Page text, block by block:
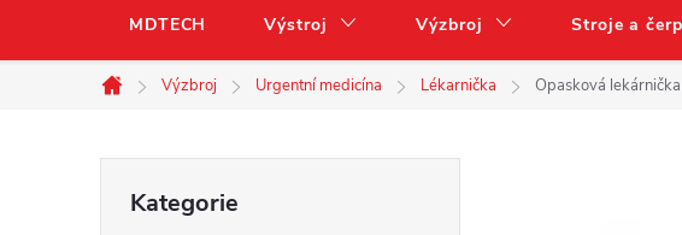
MDTECH Výstroj Výzbroj Stroje a
Domů
Výzbroj Urgentní medicína Lékarnička Opasková
kategorie
Kategorie